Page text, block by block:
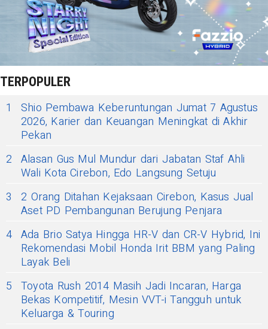
TERPOPULER
1
Shio Pembawa Keberuntungan Jumat 7 Agustus
2026, Karier dan Keuangan Meningkat di Akhir
Pekan
2 Alasan Gus Mul Mundur dari Jabatan Staf Ahli
Wali Kota Cirebon, Edo Langsung Setuju
3
2 Orang Ditahan Kejaksaan Cirebon, Kasus Jual
Aset PD Pembangunan Berujung Penjara
4 Ada Brio Satya Hingga HR-V dan CR-V Hybrid, Ini
Rekomendasi Mobil Honda Irit BBM yang Paling
Layak Beli
5 Toyota Rush 2014 Masih Jadi Incaran, Harga
Bekas Kompetitif, Mesin VVT-i Tangguh untuk
Keluarga & Touring